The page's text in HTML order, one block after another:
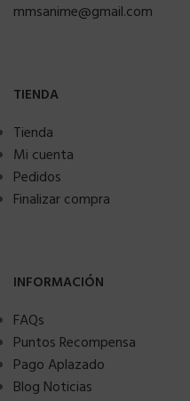
mmsanime@gmail.com
TIENDA
Tienda
Mi cuenta
Pedidos
Finalizar compra
INFORMACIÓN
FAQs
Puntos Recompensa
Pago Aplazado
Blog Noticias